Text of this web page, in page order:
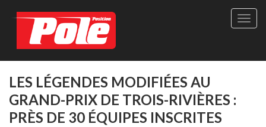
Site
LES LÉGENDES MODIFIÉES AU
GRAND-PRIX DE TROIS-RIVIÈRES :
PRÈS DE 30 ÉQUIPES INSCRITES